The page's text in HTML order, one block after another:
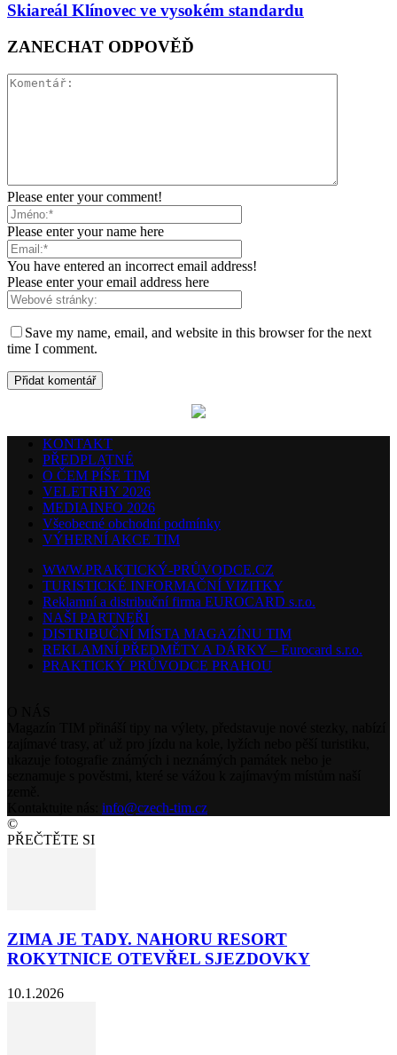
Skiareál Klínovec ve vysokém standardu
ZANECHAT ODPOVĚĎ
Please enter your comment!
Please enter your name here
You have entered an incorrect email address!
Please enter your email address here
Save my name, email, and website in this browser for the next
time I comment.
KONTAKT
PŘEDPLATNÉ
O ČEM PÍŠE TIM
VELETRHY 2026
MEDIAINFO 2026
Všeobecné obchodní podmínky
VÝHERNÍ AKCE TIM
WWW.PRAKTICKÝ-PRŮVODCE.CZ
TURISTICKÉ INFORMAČNÍ VIZITKY
Reklamní a distribuční firma EUROCARD s.r.o.
NAŠI PARTNEŘI
DISTRIBUČNÍ MÍSTA MAGAZÍNU TIM
REKLAMNÍ PŘEDMĚTY A DÁRKY – Eurocard s.r.o.
PRAKTICKÝ PRŮVODCE PRAHOU
info@czech-tim.cz
©
PŘEČTĚTE SI
ZIMA JE TADY. NAHORU RESORT
ROKYTNICE OTEVŘEL SJEZDOVKY
10.1.2026